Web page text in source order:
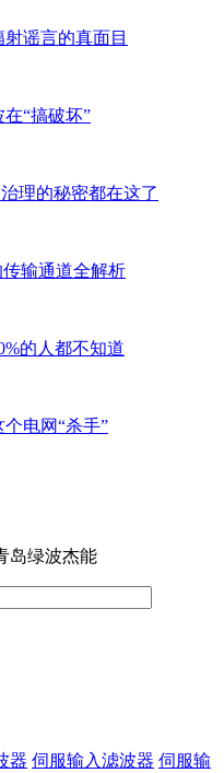
谣言的真面目
“搞破坏”
理的秘密都在这了
输通道全解析
的人都不知道
电网“杀手”
岛绿波杰能
器 伺服输入滤波器 伺服输